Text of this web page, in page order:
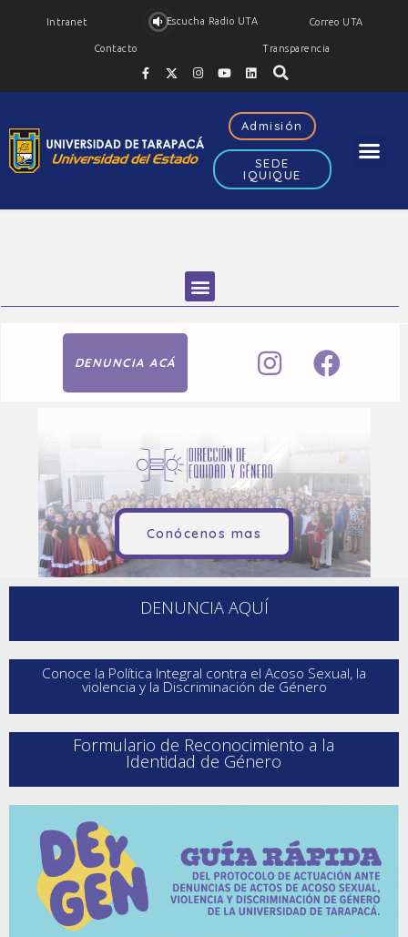
Intranet Escucha Radio UTA Correo UTA
Contacto Transparencia
Admisión
SEDE
IQUIQUE
DENUNCIA ACÁ
Conócenos mas
DENUNCIA AQUÍ
Conoce la Política Integral contra el Acoso Sexual, la
violencia y la Discriminación de Género
Formulario de Reconocimiento a la
Identidad de Género